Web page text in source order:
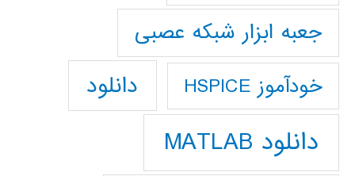
جعبه ابزار شبکه عصبی
خودآموز HSPICE دانلود
دانلود MATLAB